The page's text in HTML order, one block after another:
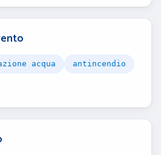
acqua antincendio